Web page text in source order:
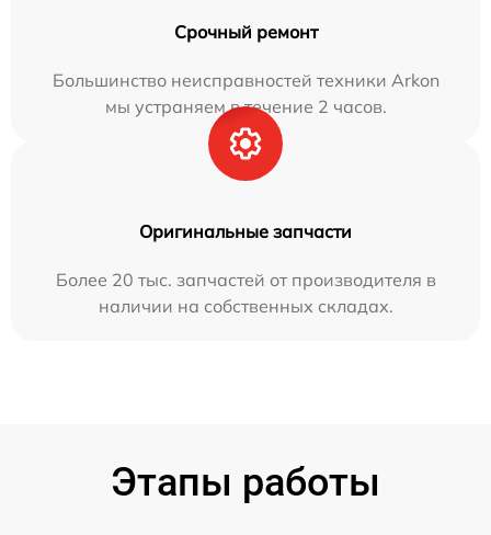
Срочный ремонт
Большинство неисправностей техники Arkon
мы устраняем в течение 2 часов.
Оригинальные запчасти
Более 20 тыс. запчастей от производителя в
наличии на собственных складах.
Этапы работы